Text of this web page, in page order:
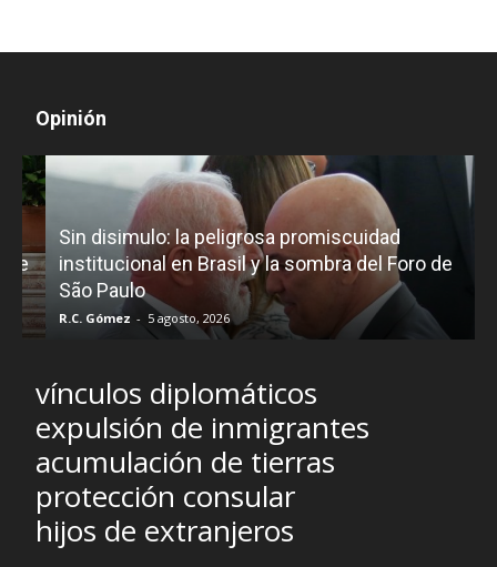
Opinión
Sin disimulo: la peligrosa promiscuidad
institucional en Brasil y la sombra del Foro de
São Paulo
R.C. Gómez - 5 agosto, 2026
vínculos diplomáticos
expulsión de inmigrantes
acumulación de tierras
protección consular
hijos de extranjeros